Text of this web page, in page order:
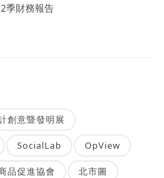
季財務報告
創意暨發明展
SocialLab OpView
品促進協會 北市圖